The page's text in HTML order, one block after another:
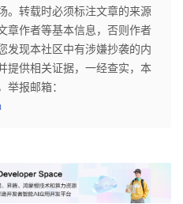
。转载时必须标注文章的来源
章作者等基本信息，否则作者
发现本社区中有涉嫌抄袭的内
提供相关证据，一经查实，本
报邮箱：